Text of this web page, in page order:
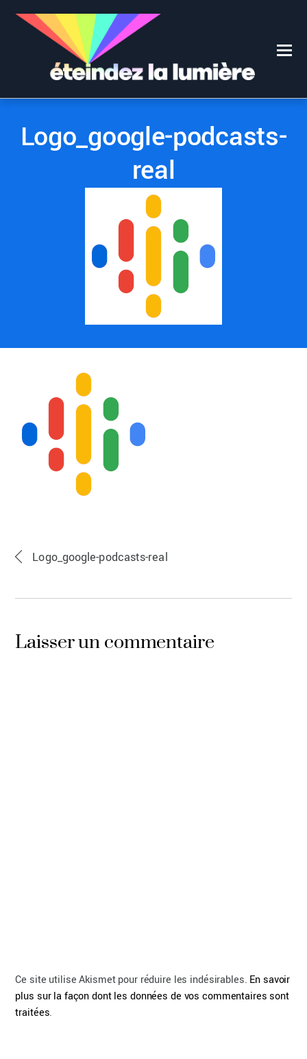
Logo_google-podcasts-
real
Logo_google-podcasts-real
Laisser un commentaire
Ce site utilise Akismet pour réduire les indésirables. En savoir
plus sur la façon dont les données de vos commentaires sont
traitées.